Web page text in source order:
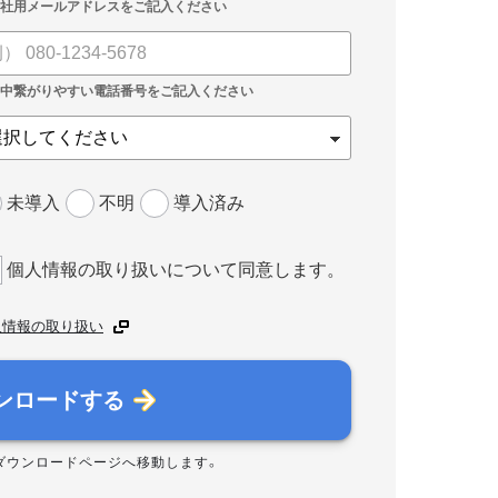
未導入 不明 導入済み
個人情報の取り扱いについて同意します。
報の取り扱い
ロードする
ウンロードページへ移動します。